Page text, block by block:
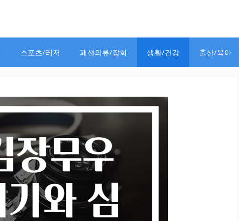
스포츠/레저 패션의류/잡화 생활/건강 출산/육아